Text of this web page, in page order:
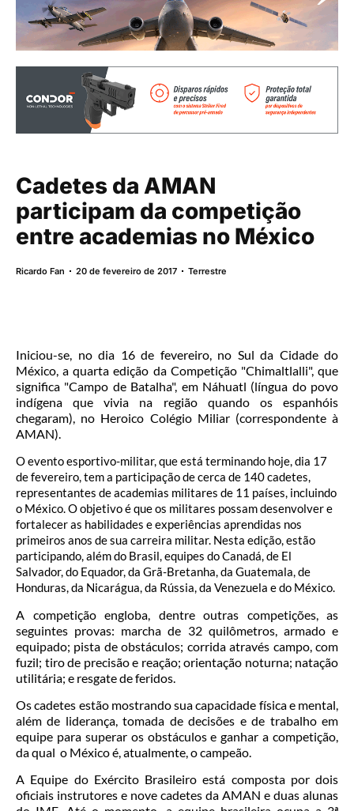
Cadetes da AMAN
participam da competição
entre academias no México
Ricardo Fan 20 de fevereiro de 2017 Terrestre
Iniciou-se, no dia 16 de fevereiro, no Sul da Cidade do
México, a quarta edição da Competição "Chimaltlalli", que
significa "Campo de Batalha", em Náhuatl (língua do povo
indígena que vivia na região quando os espanhóis
chegaram), no Heroico Colégio Miliar (correspondente à
AMAN).
O evento esportivo-militar, que está terminando hoje, dia 17
de fevereiro, tem a participação de cerca de 140 cadetes,
representantes de academias militares de 11 países, incluindo
o México. O objetivo é que os militares possam desenvolver e
fortalecer as habilidades e experiências aprendidas nos
primeiros anos de sua carreira militar. Nesta edição, estão
participando, além do Brasil, equipes do Canadá, de El
Salvador, do Equador, da Grã-Bretanha, da Guatemala, de
Honduras, da Nicarágua, da Rússia, da Venezuela e do México.
A competição engloba, dentre outras competições, as
seguintes provas: marcha de 32 quilômetros, armado e
equipado; pista de obstáculos; corrida através campo, com
fuzil; tiro de precisão e reação; orientação noturna; natação
utilitária; e resgate de feridos.
Os cadetes estão mostrando sua capacidade física e mental,
além de liderança, tomada de decisões e de trabalho em
equipe para superar os obstáculos e ganhar a competição,
da qual o México é, atualmente, o campeão.
A Equipe do Exército Brasileiro está composta por dois
oficiais instrutores e nove cadetes da AMAN e duas alunas